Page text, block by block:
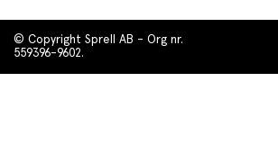
© Copyright Sprell AB - Org nr.
559396-9602.